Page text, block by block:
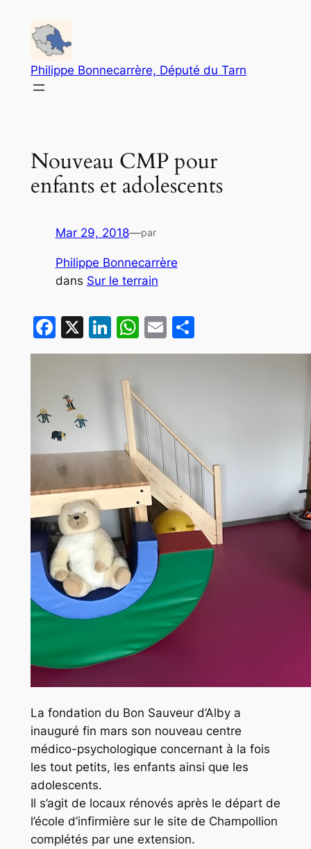
contenu
Philippe Bonnecarrère, Député du Tarn
Nouveau CMP pour
enfants et adolescents
Mar 29, 2018—par
Philippe Bonnecarrère
dans Sur le terrain
Facebook
X LinkedIn
WhatsApp
EmailPartager
La fondation du Bon Sauveur d’Alby a
inauguré fin mars son nouveau centre
médico-psychologique concernant à la fois
les tout petits, les enfants ainsi que les
adolescents.
Il s’agit de locaux rénovés après le départ de
l’école d’infirmière sur le site de Champollion
complétés par une extension.